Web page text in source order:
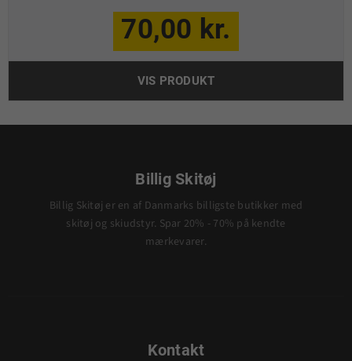
70,00 kr.
VIS PRODUKT
Billig Skitøj
Billig Skitøj er en af Danmarks billigste butikker med
skitøj og skiudstyr. Spar 20% - 70% på kendte
mærkevarer.
Kontakt